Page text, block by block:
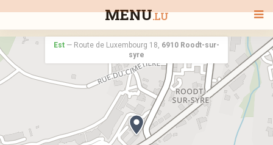
MENU.LU
BIENVENUE
TOUS LES RESTAURANTS
Est — Route de Luxembourg 18, 6910 Roodt-sur-
syre